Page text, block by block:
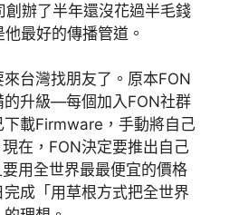
辦了半年還沒花過半毛錢
最好的傳播管道。
台灣找朋友了。原本FON
的升級—每個加入FON社群
下載Firmware，手動將自己
在，FON決定要推出自己
用全世界最最便宜的價格
成「用草根方式把全世界